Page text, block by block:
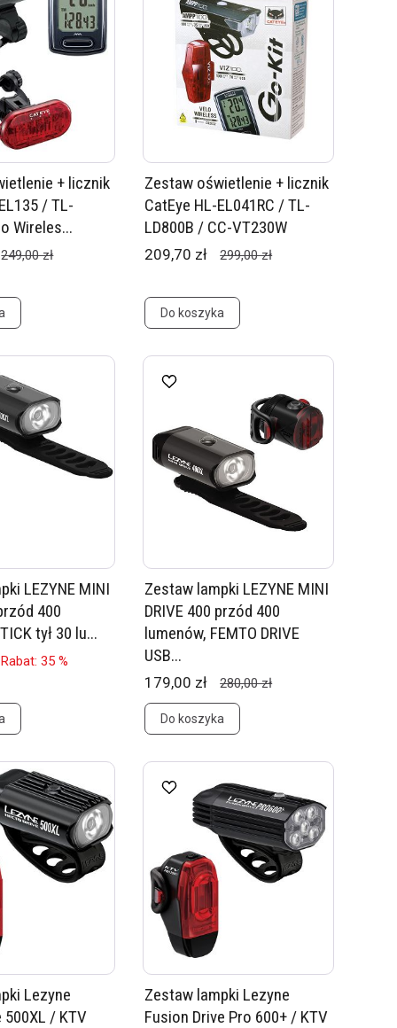
+ licznik
/ TL-
Wireles...
249,00 zł
Zestaw oświetlenie + licznik
CatEye HL-EL041RC / TL-
LD800B / CC-VT230W
209,70 zł 299,00 zł
Do koszyka
LEZYNE MINI
400
tył 30 lu...
Rabat: 35 %
Zestaw lampki LEZYNE MINI
DRIVE 400 przód 400
lumenów, FEMTO DRIVE
USB...
179,00 zł 280,00 zł
Do koszyka
Lezyne
/ KTV
Zestaw lampki Lezyne
Fusion Drive Pro 600+ / KTV